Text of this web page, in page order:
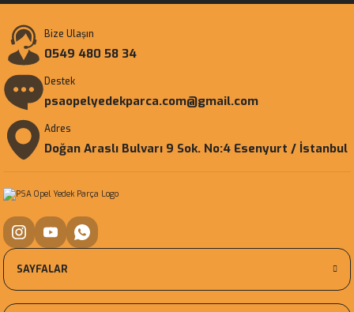
Bize Ulaşın
0549 480 58 34
Destek
psaopelyedekparca.com@gmail.com
Adres
Doğan Araslı Bulvarı 9 Sok. No:4 Esenyurt / İstanbul
SAYFALAR